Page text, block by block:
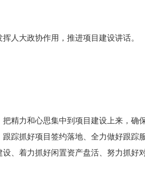
人大政协作用，推进项目建设讲话。
把精力和心思集中到项目建设上来，确
跟踪抓好项目签约落地、全力做好跟踪
、着力抓好闲置资产盘活、努力抓好